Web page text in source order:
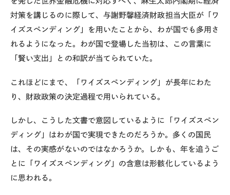
対策を講じるのに際して、与謝野馨経済財政担当大臣が「ワ
イズスペンディング」を用いたことから、わが国でも多用さ
れるようになった。わが国で登場した当初は、この言葉に
「賢い支出」との和訳が当てられていた。
これほどにまで、「ワイズスペンディング」が長年にわた
り、財政政策の決定過程で用いられている。
しかし、こうした文書で意図しているように「ワイズスペン
ディング」はわが国で実現できたのだろうか。多くの国民
は、その実感がないのではなかろうか。しかも、年を追うご
とに「ワイズスペンディング」の含意は形骸化しているよう
に思われる。